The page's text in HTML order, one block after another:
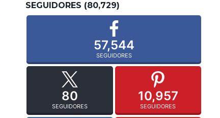
SEGUIDORES (80,729)
57,544
SEGUIDORES
80
SEGUIDORES
10,957
SEGUIDORES